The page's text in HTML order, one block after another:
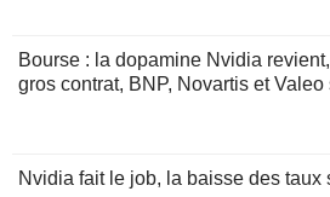
Bourse : la dopamine Nvidia
gros contrat, BNP, Novartis et Valeo
Nvidia fait le job, la baisse des taux